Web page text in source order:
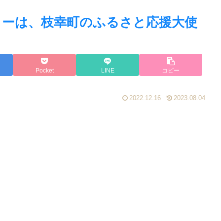
は、枝幸町のふるさと応援大使
Pocket LINE コピー
2022.12.16 2023.08.04